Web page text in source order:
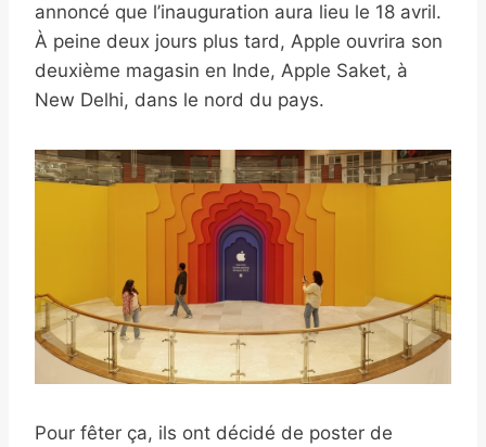
annoncé que l’inauguration aura lieu le 18 avril.
À peine deux jours plus tard, Apple ouvrira son
deuxième magasin en Inde, Apple Saket, à
New Delhi, dans le nord du pays.
Pour fêter ça, ils ont décidé de poster de